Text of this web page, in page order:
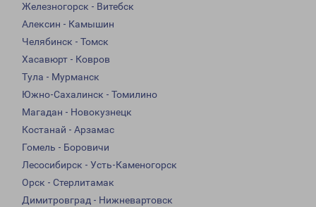
Железногорск - Витебск
Алексин - Камышин
Челябинск - Томск
Хасавюрт - Ковров
Тула - Мурманск
Южно-Сахалинск - Томилино
Магадан - Новокузнецк
Костанай - Арзамас
Гомель - Боровичи
Лесосибирск - Усть-Каменогорск
Орск - Стерлитамак
Димитровград - Нижневартовск